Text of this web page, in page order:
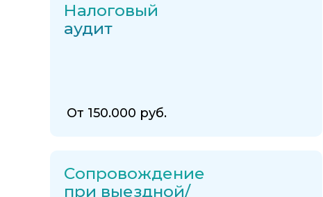
Налоговый
аудит
От 150.000 руб.
Сопровождение
при выездной/